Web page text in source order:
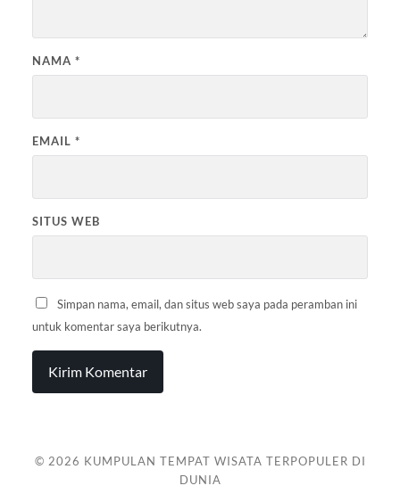
NAMA *
EMAIL *
SITUS WEB
Simpan nama, email, dan situs web saya pada peramban ini
untuk komentar saya berikutnya.
© 2026 KUMPULAN TEMPAT WISATA TERPOPULER DI
DUNIA